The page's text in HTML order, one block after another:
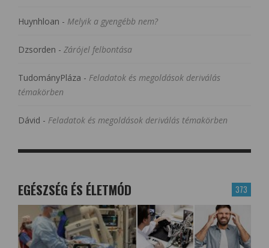
Huynhloan - Melyik a gyengébb nem?
Dzsorden - Zárójel felbontása
TudományPláza - Feladatok és megoldások deriválás
témakörben
Dávid - Feladatok és megoldások deriválás témakörben
373
EGÉSZSÉG ÉS ÉLETMÓD